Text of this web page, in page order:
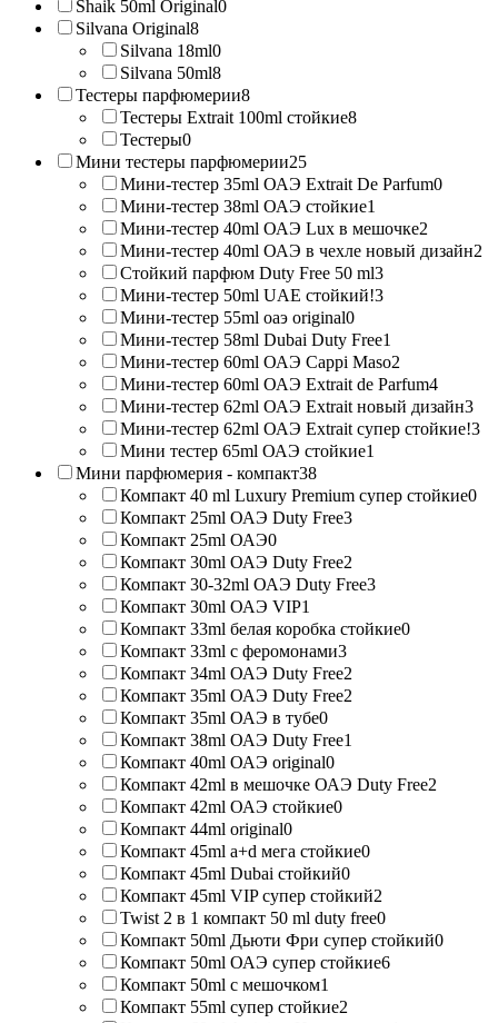
Shaik 50ml Original0
Silvana Original8
Silvana 18ml0
Silvana 50ml8
Тестеры парфюмерии8
Тестеры Extrait 100ml стойкие8
Тестеры0
Мини тестеры парфюмерии25
Мини-тестер 35ml ОАЭ Extrait De Parfum0
Мини-тестер 38ml ОАЭ стойкие1
Мини-тестер 40ml ОАЭ Lux в мешочке2
Мини-тестер 40ml ОАЭ в чехле новый дизайн2
Стойкий парфюм Duty Free 50 ml3
Мини-тестер 50ml UAE стойкий!3
Мини-тестер 55ml оаэ original0
Мини-тестер 58ml Dubai Duty Free1
Мини-тестер 60ml ОАЭ Cappi Maso2
Мини-тестер 60ml ОАЭ Extrait de Parfum4
Мини-тестер 62ml ОАЭ Extrait новый дизайн3
Мини-тестер 62ml ОАЭ Extrait супер стойкие!3
Мини тестер 65ml ОАЭ стойкие1
Мини парфюмерия - компакт38
Компакт 40 ml Luxury Premium супер стойкие0
Компакт 25ml ОАЭ Duty Free3
Компакт 25ml ОАЭ0
Компакт 30ml ОАЭ Duty Free2
Компакт 30-32ml ОАЭ Duty Free3
Компакт 30ml ОАЭ VIP1
Компакт 33ml белая коробка стойкие0
Компакт 33ml с феромонами3
Компакт 34ml ОАЭ Duty Free2
Компакт 35ml ОАЭ Duty Free2
Компакт 35ml ОАЭ в тубе0
Компакт 38ml ОАЭ Duty Free1
Компакт 40ml ОАЭ original0
Компакт 42ml в мешочке ОАЭ Duty Free2
Компакт 42ml ОАЭ стойкие0
Компакт 44ml original0
Компакт 45ml a+d мега стойкие0
Компакт 45ml Dubai стойкий0
Компакт 45ml VIP супер стойкий2
Twist 2 в 1 компакт 50 ml duty free0
Компакт 50ml Дьюти Фри супер стойкий0
Компакт 50ml ОАЭ супер стойкие6
Компакт 50ml с мешочком1
Компакт 55ml супер стойкие2